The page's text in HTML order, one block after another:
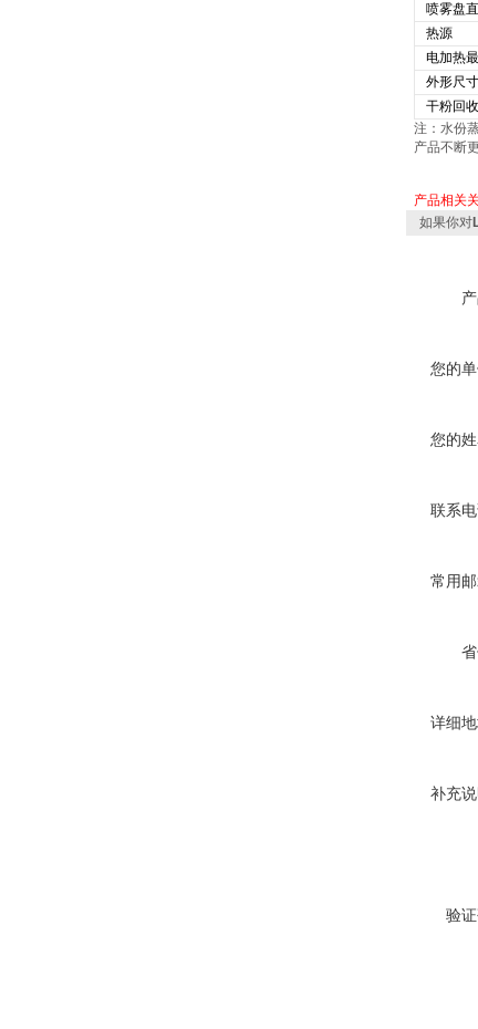
喷雾盘
热源
电加热
外形尺
干粉回收
注：水份
产品不断
产品相关
如果你对
您的单
您的姓
联系电
常用邮
省
详细地
补充说
验证